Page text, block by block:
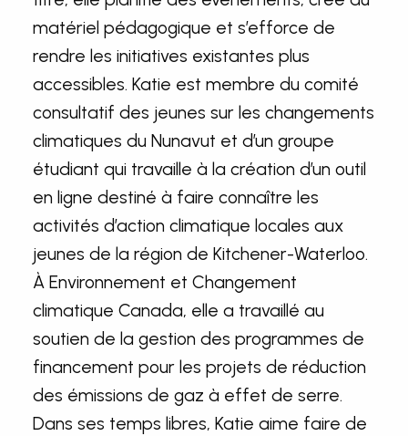
matériel pédagogique et s’efforce de
rendre les initiatives existantes plus
accessibles. Katie est membre du comité
consultatif des jeunes sur les changements
climatiques du Nunavut et d’un groupe
étudiant qui travaille à la création d’un outil
en ligne destiné à faire connaître les
activités d’action climatique locales aux
jeunes de la région de Kitchener-Waterloo.
À Environnement et Changement
climatique Canada, elle a travaillé au
soutien de la gestion des programmes de
financement pour les projets de réduction
des émissions de gaz à effet de serre.
Dans ses temps libres, Katie aime faire de